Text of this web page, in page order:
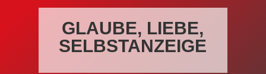
GLAUBE, LIEBE,
SELBSTANZEIGE